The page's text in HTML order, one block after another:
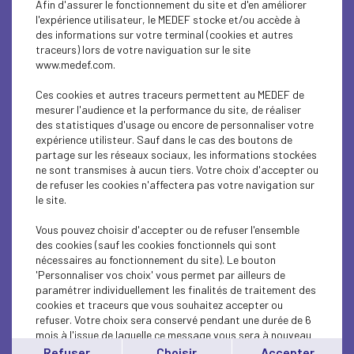
ECONOMY
ECONOMY
RESEARCH/INNOVATION
INTERNATIONAL - EUROPE
RESEARCH/INNOVATION
RESEARCH/INNOVATION
RESEARCH/INNOVATION
RESEARCH/INNOVATION
INTERNATIONAL - EUROPE
Afin d'assurer le fonctionnement du site et d'en améliorer
l'expérience utilisateur, le MEDEF stocke et/ou accède à
des informations sur votre terminal (cookies et autres
traceurs) lors de votre naviguation sur le site
www.medef.com.
Ces cookies et autres traceurs permettent au MEDEF de
mesurer l'audience et la performance du site, de réaliser
des statistiques d'usage ou encore de personnaliser votre
expérience utilisteur. Sauf dans le cas des boutons de
partage sur les réseaux sociaux, les informations stockées
ne sont transmises à aucun tiers. Votre choix d'accepter ou
de refuser les cookies n'affectera pas votre navigation sur
le site.
Vous pouvez choisir d'accepter ou de refuser l'ensemble
des cookies (sauf les cookies fonctionnels qui sont
nécessaires au fonctionnement du site). Le bouton
'Personnaliser vos choix' vous permet par ailleurs de
paramétrer individuellement les finalités de traitement des
cookies et traceurs que vous souhaitez accepter ou
refuser. Votre choix sera conservé pendant une durée de 6
mois à l'issue de laquelle ce message vous sera à nouveau
affiché..